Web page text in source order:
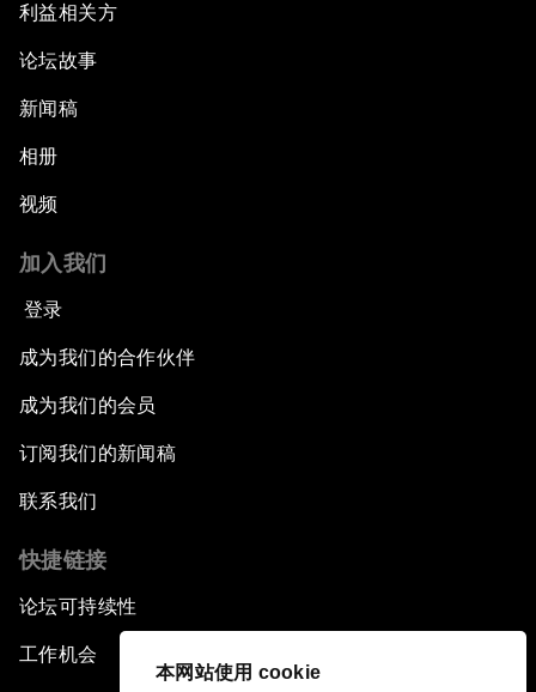
本网站使用 cookie
利益相关方
论坛故事
新闻稿
相册
视频
加入我们
登录
成为我们的合作伙伴
成为我们的会员
订阅我们的新闻稿
联系我们
快捷链接
论坛可持续性
工作机会